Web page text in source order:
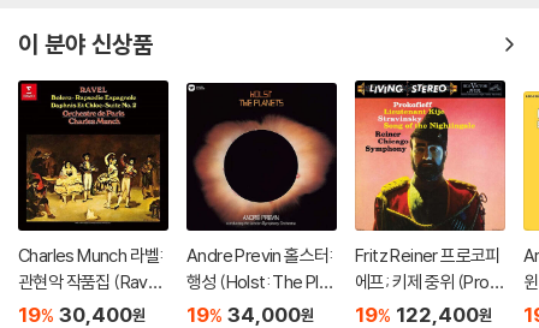
& String Trios)
이 분야 신상품
Charles Munch 라벨:
관현악 작품집 (Ravel:
Bolero) [UHQCD]
19% 30,400원
Andre Previn 홀스터:
행성 (Holst: The Plan
ets) [UHQCD]
19% 34,000원
Fritz Reiner 프로코피
에프; 키제 중위 (Prok
ofiev: Lieutenant Kij
19% 122,400원